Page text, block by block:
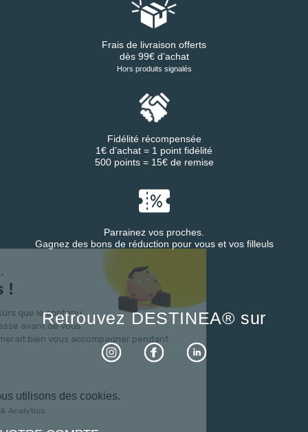
c'est nous...
Cookies !
a attendu d'être sûrs que le contenu
ce site vous intéresse avant de vous
mais on aimerait bien vous accompagner pendant
Voici pourquoi nous utilisons des cookies.
Mesure d'audience & Analytics
Frais de livraison offerts
dès 99€ d’achat
Hors produits signalés
Fidélité récompensée
1€ d’achat = 1 point fidélité
500 points = 15€ de remise
Parrainez vos proches.
Gagnez des bons de réduction pour vous et vos filleuls
Retrouvez DESTINEA® sur